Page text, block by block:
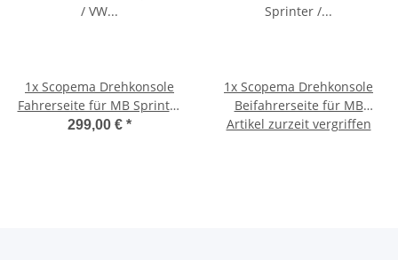
1x Scopema Drehkonsole
Fahrerseite für MB Sprinter
/ VW Crafter ab 2006 mit
299,00 € *
1x Scopema Drehkonsole
Beifahrerseite für MB
Sprinter / VW Crafter ab
Artikel zurzeit vergriffen